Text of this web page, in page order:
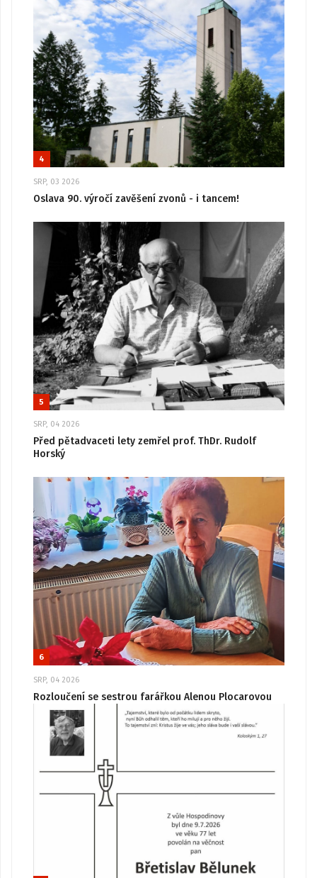
4
SRP, 03 2026
Oslava 90. výročí zavěšení zvonů - i tancem!
5
SRP, 04 2026
Před pětadvaceti lety zemřel prof. ThDr. Rudolf
Horský
6
SRP, 04 2026
Rozloučení se sestrou farářkou Alenou Plocarovou